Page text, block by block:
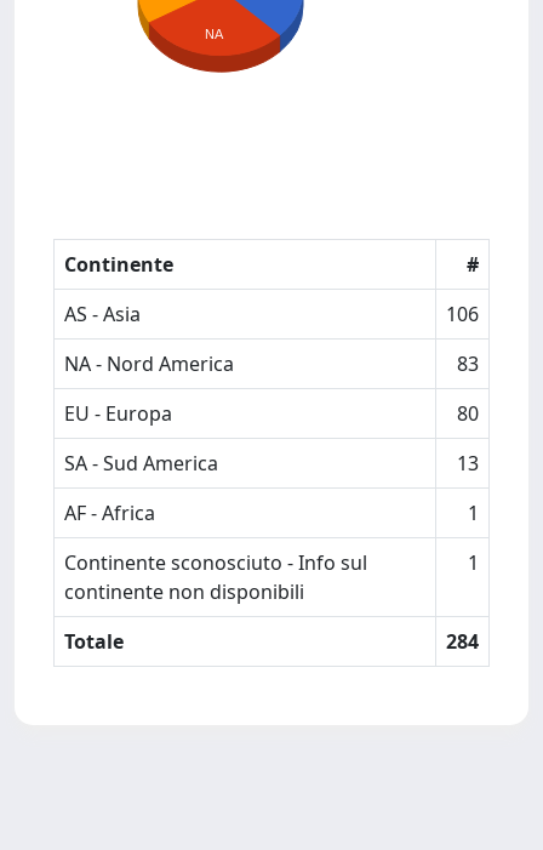
NA
Continente
#
AS - Asia
106
NA - Nord America
83
EU - Europa
80
SA - Sud America
13
AF - Africa
1
Continente sconosciuto - Info sul
continente non disponibili
1
Totale 284